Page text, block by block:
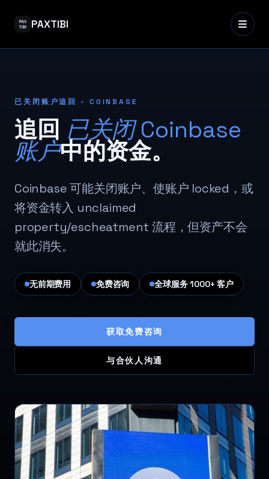
PAXTIBI
已关闭账户追回 - COINBASE
追回 已关闭 Coinbase
账户中的资金。
Coinbase 可能关闭账户、使账户 locked，或
将资金转入 unclaimed
property/escheatment 流程，但资产不会
就此消失。
无前期费用 免费咨询 全球服务 1000+ 客户
获取免费咨询
与合伙人沟通